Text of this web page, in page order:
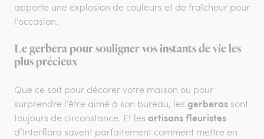
apporte une explosion de couleurs et de fraîcheur pour
l’occasion.
Le gerbera pour souligner vos instants de vie les
plus précieux
Que ce soit pour décorer votre maison ou pour
surprendre l’être aimé à son bureau, les gerberas sont
toujours de circonstance. Et les artisans fleuristes
d’Interflora savent parfaitement comment mettre en